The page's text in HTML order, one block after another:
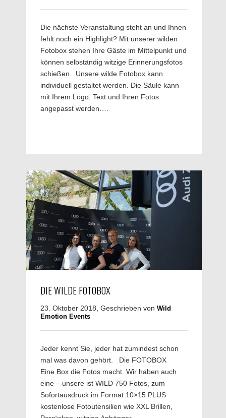
Die nächste Veranstaltung steht an und Ihnen
fehlt noch ein Highlight? Mit unserer wilden
Fotobox stehen Ihre Gäste im Mittelpunkt und
können selbständig witzige Erinnerungsfotos
schießen. Unsere wilde Fotobox kann
individuell gestaltet werden. Die Säule kann
mit Ihrem Logo, Text und Ihren Fotos
angepasst werden….
DIE WILDE FOTOBOX
23. Oktober 2018, Geschrieben von Wild
Emotion Events
Jeder kennt Sie, jeder hat zumindest schon
mal was davon gehört. Die FOTOBOX
Eine Box die Fotos macht. Wir haben auch
eine – unsere ist WILD 750 Fotos, zum
Sofortausdruck im Format 10×15 PLUS
kostenlose Fotoutensilien wie XXL Brillen,